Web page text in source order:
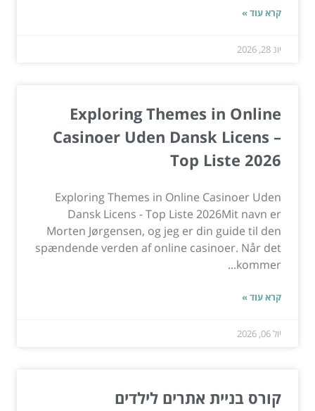
קרא עוד »
יונ 28, 2026
Exploring Themes in Online
Casinoer Uden Dansk Licens –
Top Liste 2026
Exploring Themes in Online Casinoer Uden
Dansk Licens - Top Liste 2026Mit navn er
Morten Jørgensen, og jeg er din guide til den
spændende verden af online casinoer. Når det
kommer...
קרא עוד »
יול 06, 2026
קורס בניית אתרים לילדים